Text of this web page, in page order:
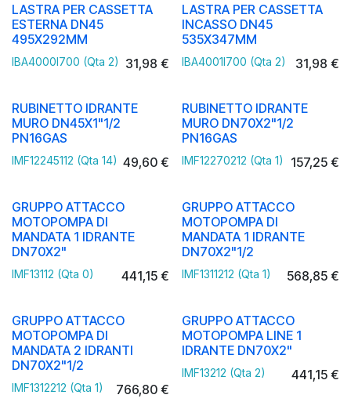
LASTRA PER CASSETTA
ESTERNA DN45
495X292MM
IBA4000I700 (Qta 2) 31,98 €
LASTRA PER CASSETTA
INCASSO DN45
535X347MM
IBA4001I700 (Qta 2) 31,98 €
RUBINETTO IDRANTE
MURO DN45X1"1/2
PN16GAS
IMF12245112 (Qta 14) 49,60€
RUBINETTO IDRANTE
MURO DN70X2"1/2
PN16GAS
IMF12270212 (Qta 1) 157,25€
GRUPPO ATTACCO
MOTOPOMPA DI
MANDATA 1 IDRANTE
DN70X2"
IMF13112 (Qta 0) 441,15€
GRUPPO ATTACCO
MOTOPOMPA DI
MANDATA 1 IDRANTE
DN70X2"1/2
IMF1311212 (Qta 1) 568,85€
GRUPPO ATTACCO
MOTOPOMPA DI
MANDATA 2 IDRANTI
DN70X2"1/2
IMF1312212 (Qta 1) 766,80€
GRUPPO ATTACCO
MOTOPOMPA LINE 1
IDRANTE DN70X2"
IMF13212 (Qta 2) 441,15€